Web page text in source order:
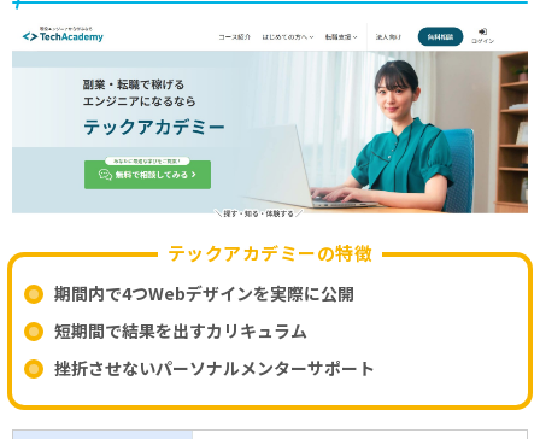
テックアカデミーの特徴
期間内で4つWebデザインを実際に公開
短期間で結果を出すカリキュラム
挫折させないパーソナルメンターサポート